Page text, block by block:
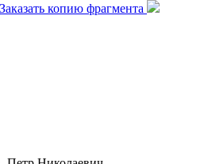
Заказать копию фрагмента